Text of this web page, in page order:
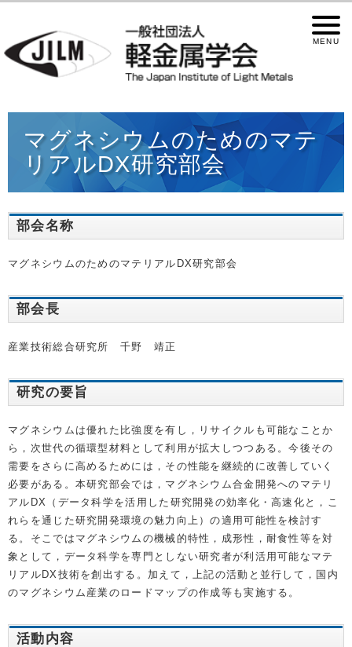
マグネシウムのためのマテ
リアルDX研究部会
部会名称
マグネシウムのためのマテリアルDX研究部会
部会長
産業技術総合研究所 千野 靖正
研究の要旨
マグネシウムは優れた比強度を有し，リサイクルも可能なことか
ら，次世代の循環型材料として利用が拡大しつつある。今後その
需要をさらに高めるためには，その性能を継続的に改善していく
必要がある。本研究部会では，マグネシウム合金開発へのマテリ
アルDX（データ科学を活用した研究開発の効率化・高速化と，こ
れらを通じた研究開発環境の魅力向上）の適用可能性を検討す
る。そこではマグネシウムの機械的特性，成形性，耐食性等を対
象として，データ科学を専門としない研究者が利活用可能なマテ
リアルDX技術を創出する。加えて，上記の活動と並行して，国内
のマグネシウム産業のロードマップの作成等も実施する。
活動内容